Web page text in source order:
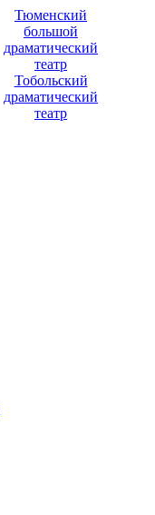
Тюменский
большой
драматический
театр
Тобольский
драматический
театр